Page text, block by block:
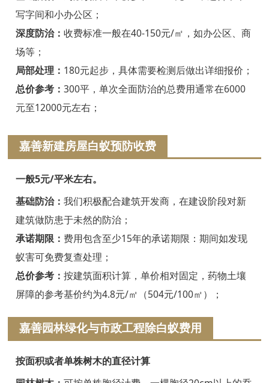
绍兴白蚁防治
诸暨白蚁防治
嵊州白蚁防治
新昌白蚁防治
金华白蚁防治
义乌白蚁防治
永康白蚁防治
武义白蚁防治
浦江白蚁防治
磐安白蚁防治
衢州白蚁防治
江山白蚁防治
写字间和小办公区；
深度防治： 收费标准一般在40-150元/㎡，如办公区、商
场等；
局部处理： 180元起步，具体需要检测后做出详细报价；
总价参考： 300平，单次全面防治的总费用通常在6000
元至12000元左右；
嘉善新建房屋白蚁预防收费
一般5元/平米左右。
基础防治： 我们积极配合建筑开发商，在建设阶段对新
建筑做防患于未然的防治；
承诺期限： 费用包含至少15年的承诺期限：期间如发现
蚁害可免费复查处理；
总价参考： 按建筑面积计算，单价相对固定，药物土壤
屏障的参考基价约为4.8元/㎡（504元/100㎡）；
嘉善园林绿化与市政工程除白蚁费用
按面积或者单株树木的直径计算